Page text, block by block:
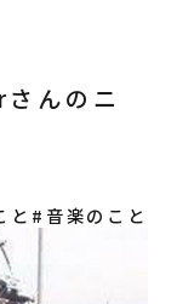
んのニ
と #音楽のこと